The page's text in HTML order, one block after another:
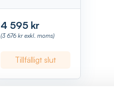
4 595 kr
(3 676 kr exkl. moms)
Tillfälligt slut